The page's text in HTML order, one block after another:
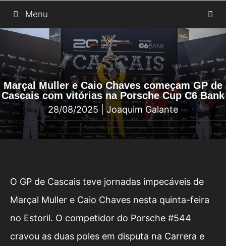
para
conteúdo
Menu
Marçal Muller e Caio Chaves começam GP de
Cascais com vitórias na Porsche Cup C6 Bank
28/08/2025 |Joaquim Galante
O GP de Cascais teve jornadas impecáveis de
Marçal Muller e Caio Chaves nesta quinta-feira
no Estoril. O competidor do Porsche #544
cravou as duas poles em disputa na Carrera e